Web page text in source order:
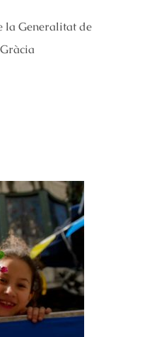
la Generalitat de